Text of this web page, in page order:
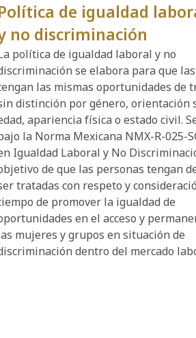
de igualdad
no discriminación
política de igualdad laboral y no
se elabora para que
las mismas oportunidades de
distinción por género, orientación
apariencia física o estado civil.
la Norma Mexicana NMX-R-025-
Igualdad Laboral y No
de que las personas tengan
tratadas con respeto y
de promover la igualdad de
en el acceso y
mujeres y grupos en situación de
dentro del mercado